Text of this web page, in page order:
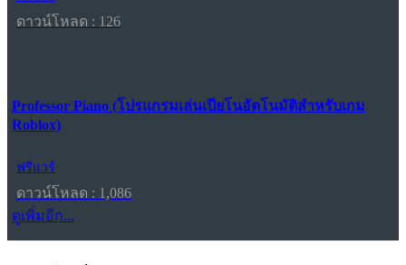
ดาวน์โหลด : 126
Professor Piano (โปรแกรมเล่นเปียโนอัตโนมัติสำหรับเกม
Roblox)
ฟรีแวร์
ดาวน์โหลด : 1,086
ดูเพิ่มอีก...